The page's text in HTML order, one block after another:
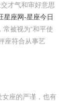
才气和审好意思
星座网-星座今日
常被视为“和平使
座符合从事艺
座的严谨，也有